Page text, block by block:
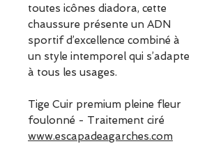
toutes icônes diadora, cette
chaussure présente un ADN
sportif d’excellence combiné à
un style intemporel qui s’adapte
à tous les usages.
Tige Cuir premium pleine fleur
foulonné - Traitement ciré
www.escapadeagarches.com